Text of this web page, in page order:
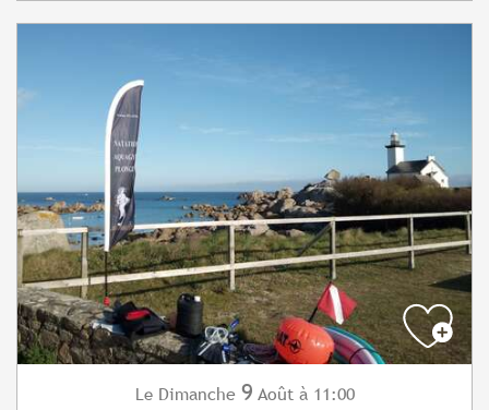
Le Dimanche 9 Août à 11:00